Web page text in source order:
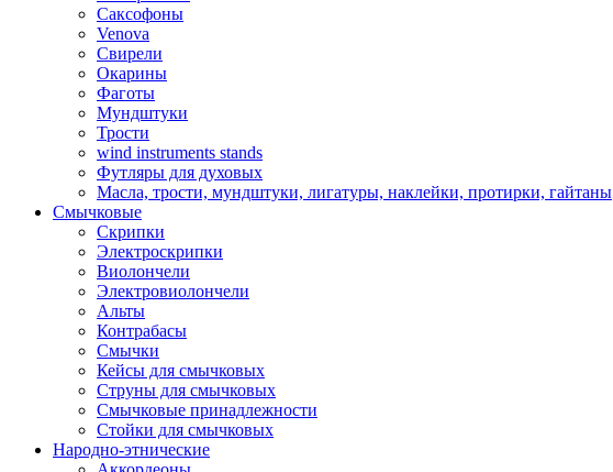
Саксофоны
Venova
Свирели
Окарины
Фаготы
Мундштуки
Трости
wind instruments stands
Футляры для духовых
Масла, трости, мундштуки, лигатуры, наклейки, протирки, гайтаны
Смычковые
Скрипки
Электроскрипки
Виолончели
Электровиолончели
Альты
Контрабасы
Смычки
Кейсы для смычковых
Струны для смычковых
Смычковые принадлежности
Стойки для смычковых
Народно-этнические